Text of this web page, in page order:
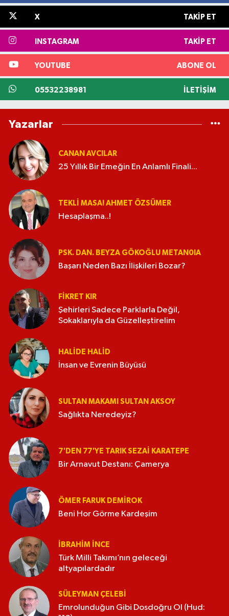
X TAKIP ET
INSTAGRAM TAKIP ET
YOUTUBE ABONE OL
05532238981 İLETIŞIM
Yazarlar
CANAN AVCILAR
25 Yıllık Bir Emeğin En Anlamlı Finali...
TEKLI MASA! AHMET ÖZSÜMER
Hesaplaşma..!
PSK. DAN. BEYZA GÖKOĞLU METAN0IA
Başarı Neden Bazı İlişkileri Bozar?
FIKRET KIR
Şehirleri Sadece Parklarla Değil,
Sokaklarıyla da Güzelleştirelim
HALIDE HALID
İnsan ve Evrenin Büyüsü
SULTAN MAKAMI SULTAN AKSOY
Sağlıkta Neredeyiz?
7'DEN 77'YE TARIK SEZAI KARATEPE
Bir Arnavut Destanı: Çamerya
ÖMER FARUK DEMIROK
Beni Hor Görme Kardeşim
İBRAHIM İNCE
Türk Milli Takımı’nın geleceği
altyapılardadır
SÜLEYMAN ÇELEBI
Emrolunduğun Gibi Dosdoğru Ol (Hud: